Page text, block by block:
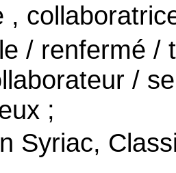
,
/ renfermé /
/
;
Syriac,